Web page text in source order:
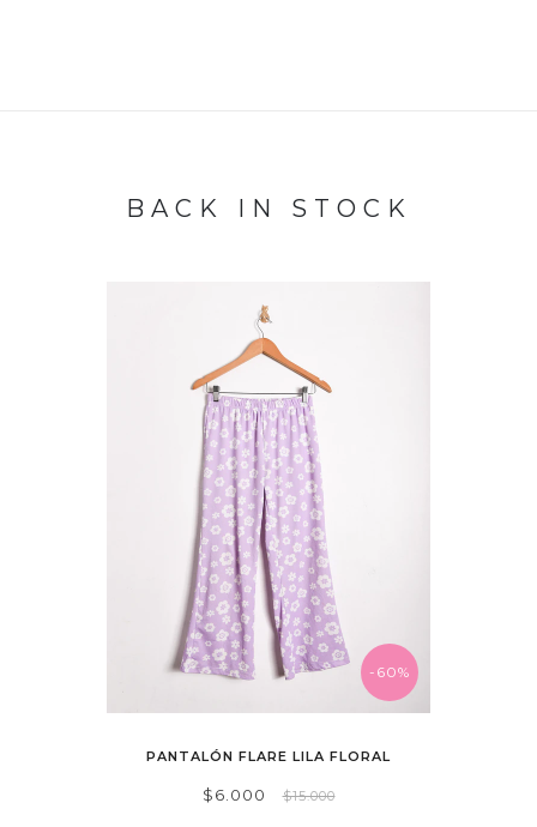
BACK IN STOCK
-60%
PANTALÓN FLARE LILA FLORAL
$6.000 $15.000